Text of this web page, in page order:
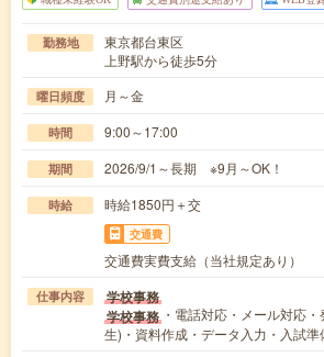
勤務地
東京都台東区
上野駅から徒歩5分
曜日頻度 月～金
時間 9:00～17:00
期間 2026/9/1～長期 ※9月～OK！
時給 時給1850円＋交
交通費
交通費実費支給（当社規定あり）
仕事内容
学校事務
学校事務 ・電話対応・メール対応
生)・資料作成・データ入力・入試